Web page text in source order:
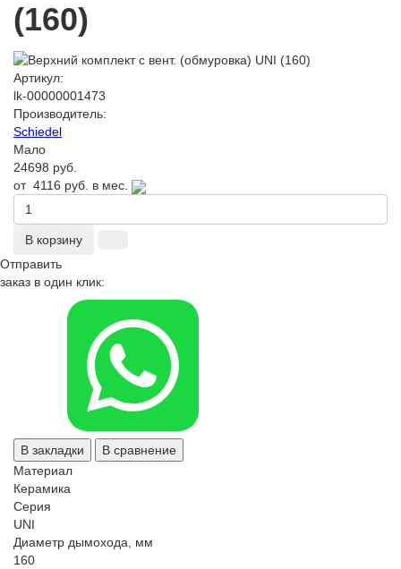
(160)
Артикул:
lk-00000001473
Производитель:
Schiedel
Мало
24698 руб.
от 4116 руб. в мес.
В корзину
Отправить
заказ в один клик:
В закладки
В сравнение
Материал
Керамика
Серия
UNI
Диаметр дымохода, мм
160